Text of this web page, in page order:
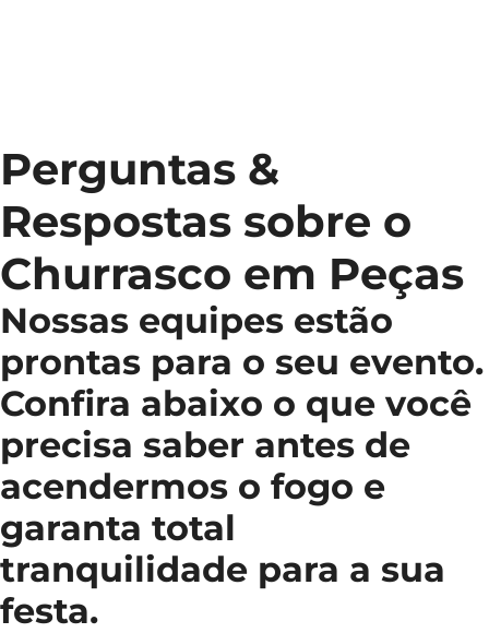
Perguntas &
Respostas sobre o
Churrasco em Peças
Nossas equipes estão
prontas para o seu evento.
Confira abaixo o que você
precisa saber antes de
acendermos o fogo e
garanta total
tranquilidade para a sua
festa.